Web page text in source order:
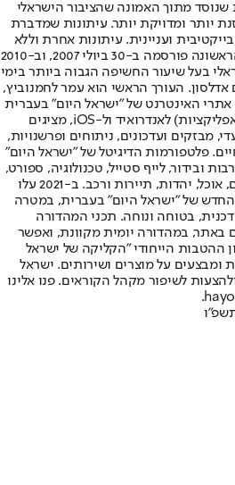
מתוך האמונה שהציבור הישראלי
יותר ומדויקת יותר. עיתונות שמדברת
ועניינית. עיתונות אחרת וללא
תשלום. המהדורה המודפסת הראשונה פורסמה ב-30 ביולי 2007, וב-2010
בעל שיעור החשיפה הגבוה ביותר בימי
אדלסון. העורך הראשי הוא עמר לחמנוביץ,
אתרי האינטרנט של "ישראל היום" בעברית
ובאנגלית, כמו כן היישומונים (אפליקציות) לאנדרואיד ול-iOS, מציגים
מבזקים ועדכונים, ניתוחים ופרשנויות,
פלטפורמות הדיגיטל של "ישראל היום"
ובידור, לייף סטייל, טכנולוגיה, ספורט,
כלכלה וצרכנות, בריאות, חיילים, אוכל, יהדות, תיירות ורכב. ב-2021 עלו
החדש של "ישראל היום" בעברית, במטרה
בטוחה ונוחה. תכני המהדורה
באתר, במהדורה יומית מקוונת, ואפשר
ההטבות הייחודי "הקליקה של ישראל
ומבצעים על מוצרים ושירותים. ישראל
לשיפור מקהל הקוראים. פנו אלינו